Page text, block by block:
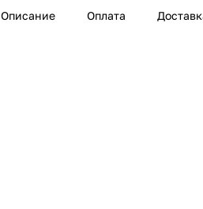
Описание Оплата